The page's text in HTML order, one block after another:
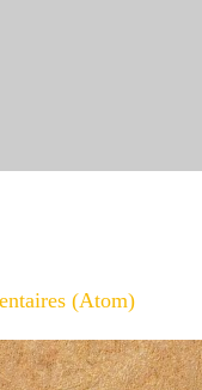
(Atom)